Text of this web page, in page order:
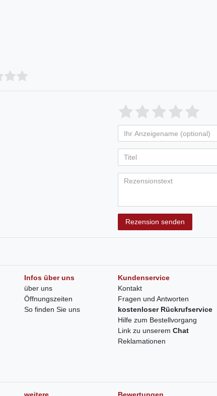
Rezension senden
Infos über uns
über uns
Öffnungszeiten
So finden Sie uns
Kundenservice
Kontakt
Fragen und Antworten
kostenloser Rückrufservice
Hilfe zum Bestellvorgang
Link zu unserem Chat
Reklamationen